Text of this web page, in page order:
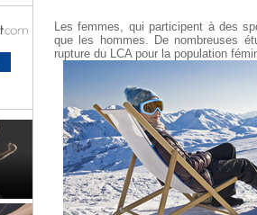
Les femmes, qui participent à des
que les hommes. De nombreuses
rupture du LCA pour la population